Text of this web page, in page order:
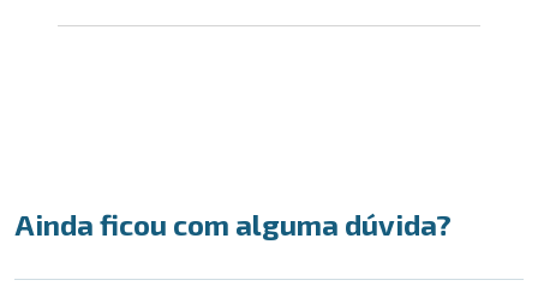
Ainda ficou com alguma dúvida?